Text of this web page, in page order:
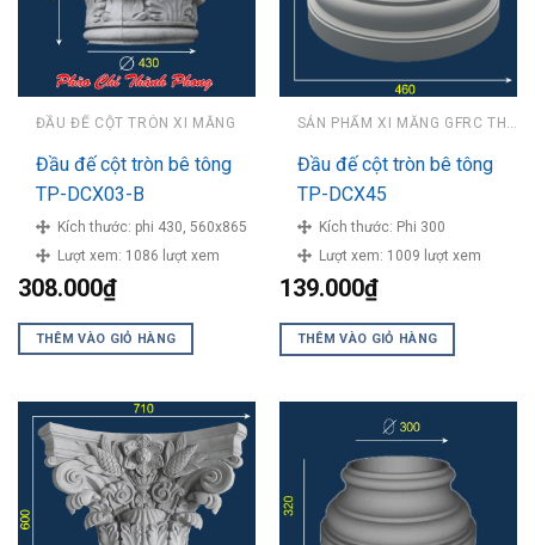
ĐẦU ĐẾ CỘT TRÒN XI MĂNG
Đầu đế cột tròn bê tông
TP-DCX03-B
Kích thước: phi 430, 560x865
Lượt xem: 1086 lượt xem
308.000₫
THÊM VÀO GIỎ HÀNG
Đầu đế cột tròn bê tông
TP-DCX45
Kích thước: Phi 300
Lượt xem: 1009 lượt xem
139.000₫
THÊM VÀO GIỎ HÀNG